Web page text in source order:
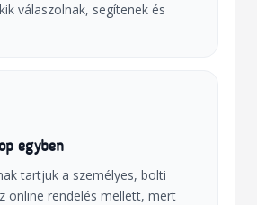
válaszolnak, segítenek és
egyben
tartjuk a személyes, bolti
online rendelés mellett, mert